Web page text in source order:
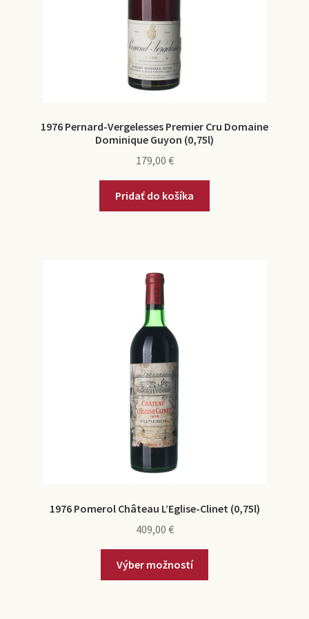
1976 Pernard-Vergelesses Premier Cru Domaine
Dominique Guyon (0,75l)
179,00 €
Pridať do košíka
1976 Pomerol Château L’Eglise-Clinet (0,75l)
409,00 €
Výber možností